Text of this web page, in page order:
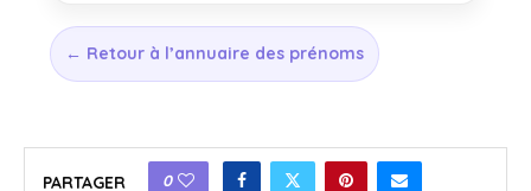
← Retour à l’annuaire des prénoms
PARTAGER 0